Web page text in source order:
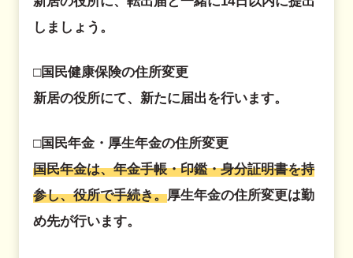
しましょう。
□国民健康保険の住所変更
新居の役所にて、新たに届出を行います。
□国民年金・厚生年金の住所変更
国民年金は、年金手帳・印鑑・身分証明書を持
参し、役所で手続き。厚生年金の住所変更は勤
め先が行います。